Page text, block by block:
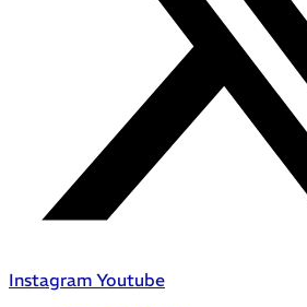
Instagram Youtube